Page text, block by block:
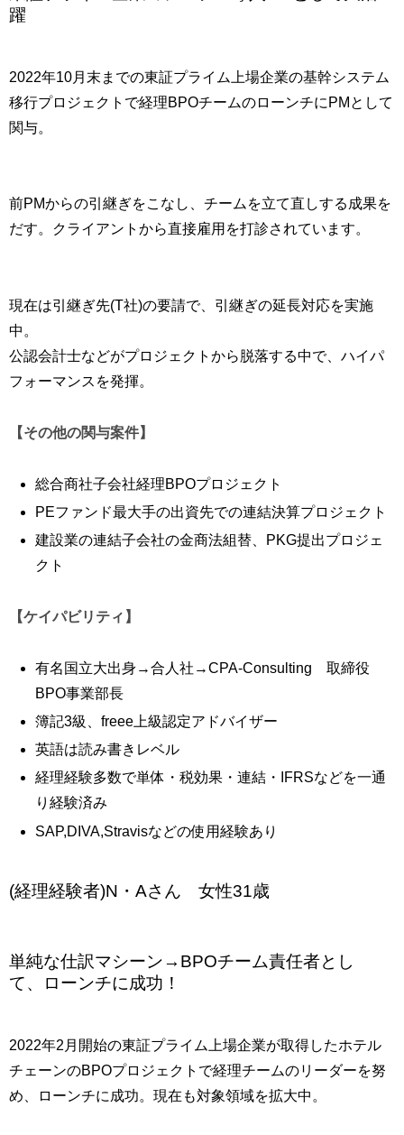
躍
2022年10月末までの東証プライム上場企業の基幹システム
移行プロジェクトで経理BPOチームのローンチにPMとして
関与。
前PMからの引継ぎをこなし、チームを立て直しする成果を
だす。クライアントから直接雇用を打診されています。
現在は引継ぎ先(T社)の要請で、引継ぎの延長対応を実施
中。
公認会計士などがプロジェクトから脱落する中で、ハイパ
フォーマンスを発揮。
【その他の関与案件】
総合商社子会社経理BPOプロジェクト
PEファンド最大手の出資先での連結決算プロジェクト
建設業の連結子会社の金商法組替、PKG提出プロジェ
クト
【ケイパビリティ】
有名国立大出身→合人社→CPA-Consulting 取締役
BPO事業部長
簿記3級、freee上級認定アドバイザー
英語は読み書きレベル
経理経験多数で単体・税効果・連結・IFRSなどを一通
り経験済み
SAP,DIVA,Stravisなどの使用経験あり
(経理経験者)N・Aさん 女性31歳
単純な仕訳マシーン→BPOチーム責任者とし
て、ローンチに成功！
2022年2月開始の東証プライム上場企業が取得したホテル
チェーンのBPOプロジェクトで経理チームのリーダーを努
め、ローンチに成功。現在も対象領域を拡大中。